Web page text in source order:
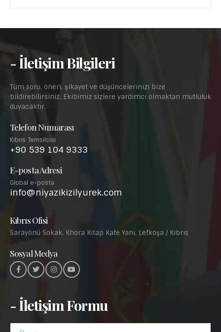
- İletişim Bilgileri
Tüm soru, öneri, şikayet ve düşüncelerinizi bize
bildirebilirsiniz. Ekibimiz sizlere yardımcı olmaktan mutluluk
duyacaktır.
Telefon Numarası
Kıbrıs Temsilcisi
+90 539 104 9333
E-posta Adresi
Global e-posta
info@niyazikizilyurek.com
Kıbrıs Ofisi
Sarayönü Sokak, Khora Kitap Kafe Yanı, Lefkoşa / Kıbrıs
Sosyal Medya
- İletişim Formu